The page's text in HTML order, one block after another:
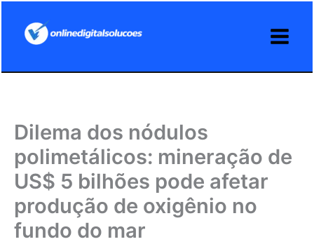
Dilema dos nódulos
polimetálicos: mineração de
US$ 5 bilhões pode afetar
produção de oxigênio no
fundo do mar